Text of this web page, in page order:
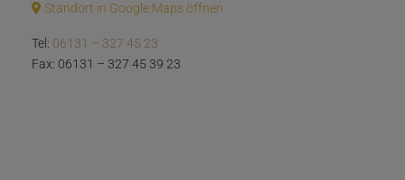
Standort in Google Maps öffnen
Tel: 06131 – 327 45 23
Fax: 06131 – 327 45 39 23